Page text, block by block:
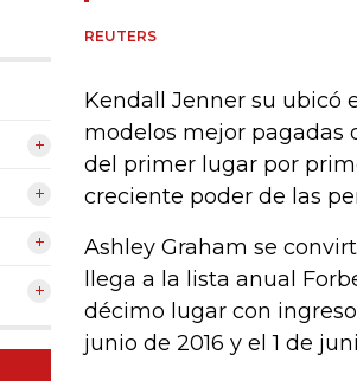
REUTERS
Kendall Jenner su ubicó
modelos mejor pagadas
del primer lugar por
creciente poder de las
Ashley Graham se
llega a la lista anual
décimo lugar con
junio de 2016 y el 1 de